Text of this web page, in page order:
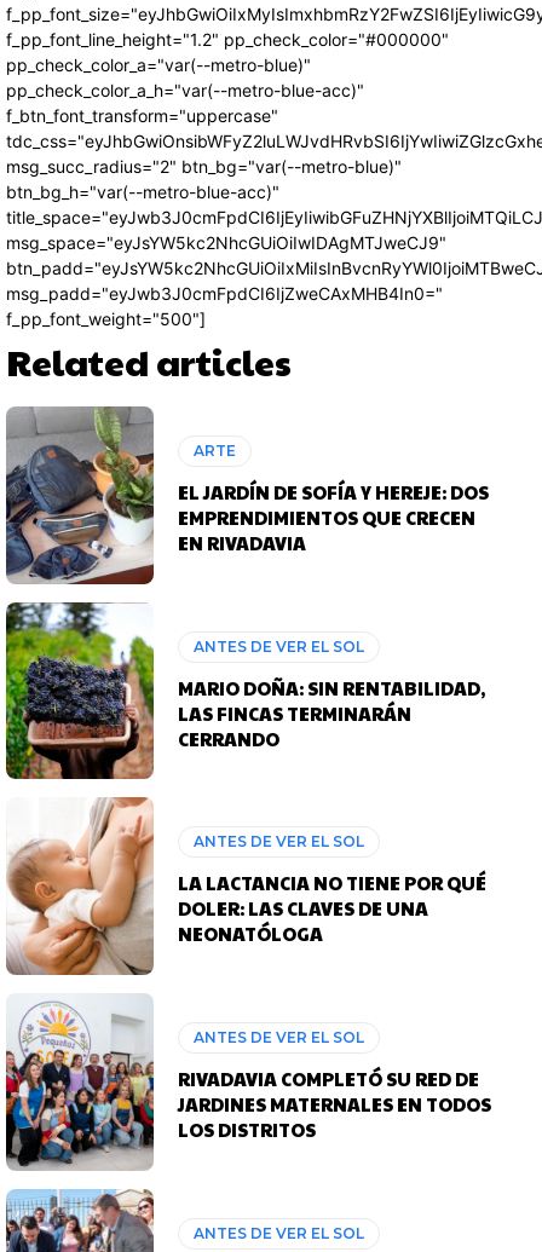
f_pp_font_line_height="1.2" pp_check_color="#000000"
pp_check_color_a="var(--metro-blue)"
pp_check_color_a_h="var(--metro-blue-acc)"
f_btn_font_transform="uppercase"
msg_succ_radius="2" btn_bg="var(--metro-blue)"
btn_bg_h="var(--metro-blue-acc)"
msg_space="eyJsYW5kc2NhcGUiOiIwIDAgMTJweCJ9"
msg_padd="eyJwb3J0cmFpdCI6IjZweCAxMHB4In0="
f_pp_font_weight="500"]
Related articles
ARTE
EL JARDÍN DE SOFÍA Y HEREJE: DOS
EMPRENDIMIENTOS QUE CRECEN
EN RIVADAVIA
ANTES DE VER EL SOL
MARIO DOÑA: SIN RENTABILIDAD,
LAS FINCAS TERMINARÁN
CERRANDO
ANTES DE VER EL SOL
LA LACTANCIA NO TIENE POR QUÉ
DOLER: LAS CLAVES DE UNA
NEONATÓLOGA
ANTES DE VER EL SOL
RIVADAVIA COMPLETÓ SU RED DE
JARDINES MATERNALES EN TODOS
LOS DISTRITOS
ANTES DE VER EL SOL